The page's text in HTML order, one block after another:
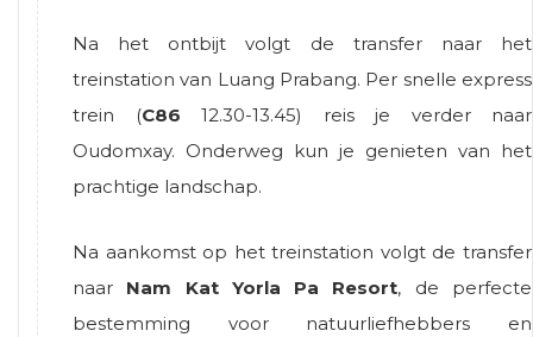
Na het ontbijt volgt de transfer naar het
treinstation van Luang Prabang. Per snelle express
trein (C86 12.30-13.45) reis je verder naar
Oudomxay. Onderweg kun je genieten van het
prachtige landschap.
Na aankomst op het treinstation volgt de transfer
naar Nam Kat Yorla Pa Resort, de perfecte
bestemming voor natuurliefhebbers en